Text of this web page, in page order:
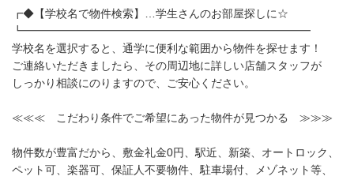
┏◆【学校名で物件検索】…学生さんのお部屋探しに☆
┗━━━━━━━━━━━━━━━━━━━━━━━━━━
学校名を選択すると、通学に便利な範囲から物件を探せます！
ご連絡いただきましたら、その周辺地に詳しい店舗スタッフが
しっかり相談にのりますので、ご安心ください。
≪≪≪ こだわり条件でご希望にあった物件が見つかる ≫≫≫
物件数が豊富だから、敷金礼金0円、駅近、新築、オートロック、
ペット可、楽器可、保証人不要物件、駐車場付、メゾネット等、